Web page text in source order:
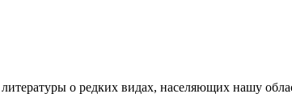
о редких видах, населяющих нашу